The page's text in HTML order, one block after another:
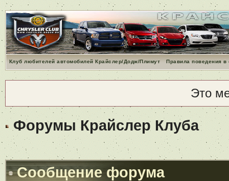
Клуб любителей автомобилей Крайслер/Додж/Плимут Правила поведения
Это
Форумы Крайслер Клуба
Сообщение форума